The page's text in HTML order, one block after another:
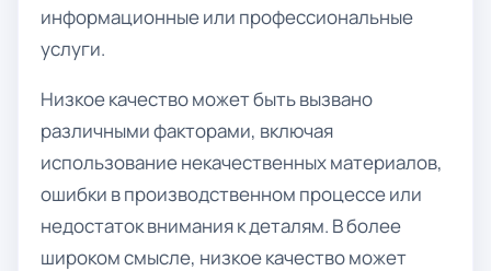
информационные или профессиональные
услуги.
Низкое качество может быть вызвано
различными факторами, включая
использование некачественных материалов,
ошибки в производственном процессе или
недостаток внимания к деталям. В более
широком смысле, низкое качество может